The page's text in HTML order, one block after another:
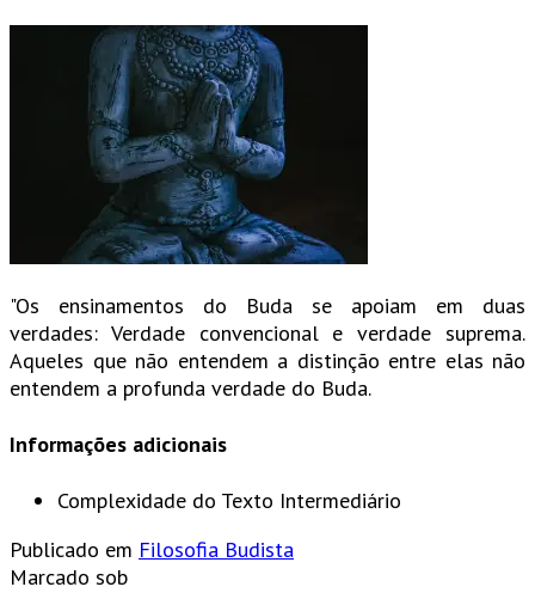
"Os ensinamentos do Buda se apoiam em duas
verdades: Verdade convencional e verdade suprema.
Aqueles que não entendem a distinção entre elas não
entendem a profunda verdade do Buda.
Informações adicionais
Complexidade do Texto Intermediário
Publicado em Filosofia Budista
Marcado sob